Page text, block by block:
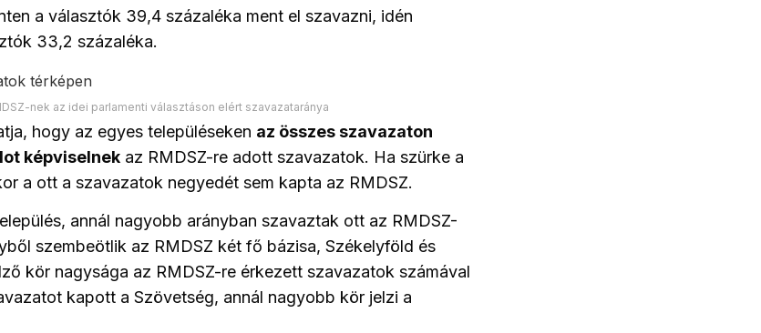
a választók 39,4 százaléka ment el szavazni, idén
33,2 százaléka.
nek az idei parlamenti választáson elért szavazataránya
hogy az egyes településeken az összes szavazaton
képviselnek az RMDSZ-re adott szavazatok. Ha szürke a
a ott a szavazatok negyedét sem kapta az RMDSZ.
annál nagyobb arányban szavaztak ott az RMDSZ-
szembeötlik az RMDSZ két fő bázisa, Székelyföld és
kör nagysága az RMDSZ-re érkezett szavazatok számával
kapott a Szövetség, annál nagyobb kör jelzi a